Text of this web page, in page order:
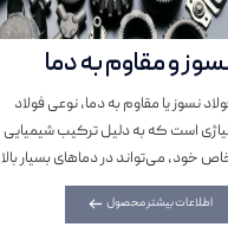
و مقاوم به دما
نسوز یا مقاوم به دما، نوعی فولاد
است که به دلیل ترکیب شیمیایی
خود، می‌تواند در دما‌های بسیار بالا
از دست دادن استحکام و خواص
مکانیکی، به کار رود.
اطلاعات بیشتر محصول